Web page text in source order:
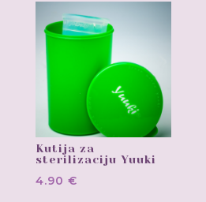
Kutija za
sterilizaciju Yuuki
4.90 €